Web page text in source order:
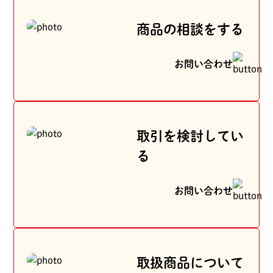
商品の相談をする
お問い合わせ
取引を検討してい
る
お問い合わせ
取扱商品について